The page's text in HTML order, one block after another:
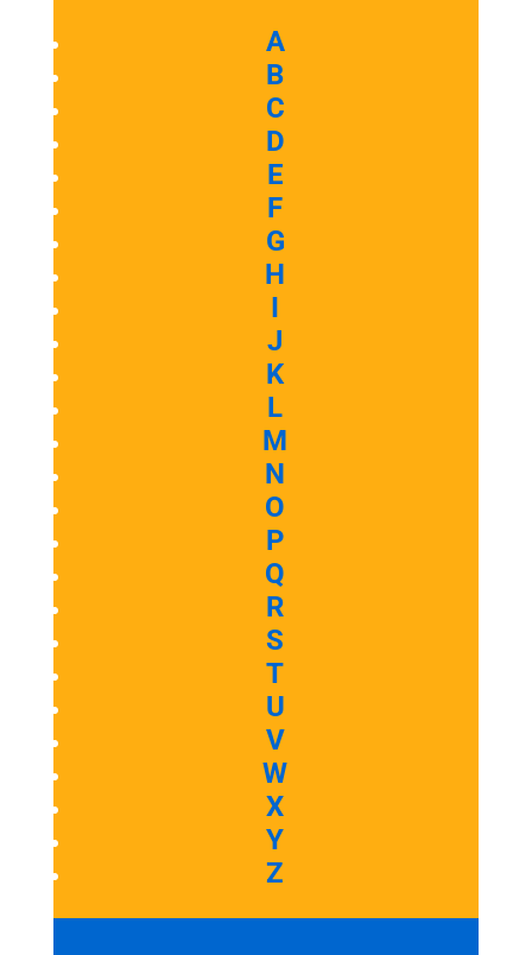
A
B
C
D
E
F
G
H
I
J
K
L
M
N
O
P
Q
R
S
T
U
V
W
X
Y
Z